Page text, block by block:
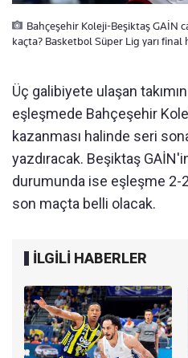
Bahçeşehir Koleji-Beşiktaş GAİN
kaçta? Basketbol Süper Lig yarı final
Üç galibiyete ulaşan
eşleşmede Bahçeşehir
kazanması halinde seri
yazdıracak. Beşiktaş
durumunda ise eşleşme
son maçta belli olacak.
İLGİLİ HABERLER